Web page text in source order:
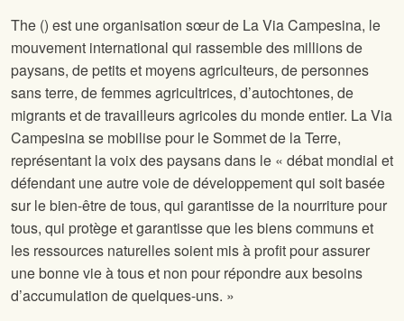
The () est une organisation sœur de La Via Campesina, le
mouvement international qui rassemble des millions de
paysans, de petits et moyens agriculteurs, de personnes
sans terre, de femmes agricultrices, d’autochtones, de
migrants et de travailleurs agricoles du monde entier. La Via
Campesina se mobilise pour le Sommet de la Terre,
représentant la voix des paysans dans le « débat mondial et
défendant une autre voie de développement qui soit basée
sur le bien-être de tous, qui garantisse de la nourriture pour
tous, qui protège et garantisse que les biens communs et
les ressources naturelles soient mis à profit pour assurer
une bonne vie à tous et non pour répondre aux besoins
d’accumulation de quelques-uns. »